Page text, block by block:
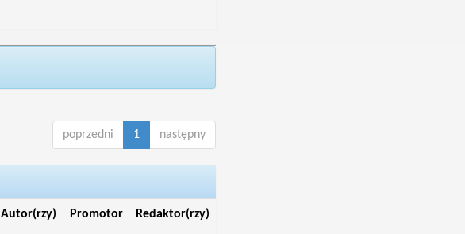
poprzedni 1 następny
Autor(rzy) Promotor Redaktor(rzy)